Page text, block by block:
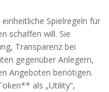
einheitliche Spielregeln für
schaffen will. Sie
Transparenz bei
gegenüber Anlegern,
Angeboten benötigen.
als „Utility“,